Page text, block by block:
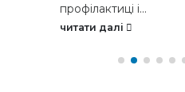
профілактиці і...
читати далі